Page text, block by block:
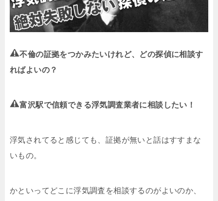
不倫の証拠をつかみたいけれど、どの探偵に相談す
ればよいの？
富沢駅で信頼できる浮気調査業者に相談したい！
浮気されてると感じても、証拠が無いと話はすすまな
いもの。
かといってどこに浮気調査を相談するのがよいのか、